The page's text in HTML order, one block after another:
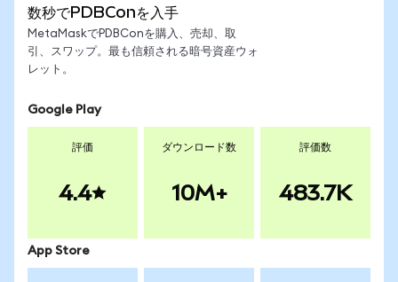
数秒でPDBConを入手
MetaMaskでPDBConを購入、売却、取
引、スワップ。最も信頼される暗号資産ウォ
レット。
Google Play
評価
4.4
ダウンロード数
10M+
評価数
483.7K
App Store